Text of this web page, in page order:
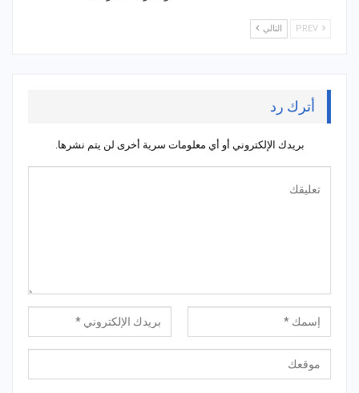
التالي
أترك رد
بريدك الإلكتروني أو أي معلومات سرية أخرى لن يتم نشرها.